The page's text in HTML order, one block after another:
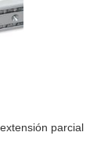
parcial